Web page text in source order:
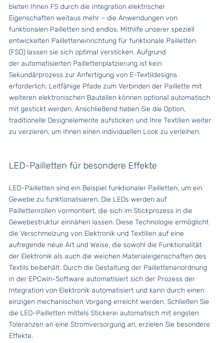
bieten Ihnen FS durch die Integration elektrischer
Eigenschaften weitaus mehr – die Anwendungen von
funktionalen Pailletten sind endlos. Mithilfe unserer speziell
entwickelten Pailletteneinrichtung für funktionale Pailletten
(FSD) lassen sie sich optimal versticken. Aufgrund
der automatisierten Paillettenplatzierung ist kein
Sekundärprozess zur Anfertigung von E-Textildesigns
erforderlich. Leitfähige Pfade zum Verbinden der Paillette mit
weiteren elektronischen Bauteilen können optional automatisch
mit gestickt werden. Anschließend haben Sie die Option,
traditionelle Designelemente aufsticken und Ihre Textilien weiter
zu verzieren, um Ihnen einen individuellen Look zu verleihen.
LED-Pailletten für besondere Effekte
LED-Pailletten sind ein Beispiel funktionaler Pailletten, um ein
Gewebe zu funktionalisieren. Die LEDs werden auf
Paillettenrollen vormontiert, die sich im Stickprozess in die
Gewebestruktur einnähen lassen. Diese Technologie ermöglicht
die Verschmelzung von Elektronik und Textilien auf eine
aufregende neue Art und Weise, die sowohl die Funktionalität
der Elektronik als auch die weichen Materialeigenschaften des
Textils beibehält. Durch die Gestaltung der Paillettenanordnung
in der EPCwin-Software automatisiert sich der Prozess der
Integration von Elektronik automatisiert und kann durch einen
einzigen mechanischen Vorgang erreicht werden. Schließen Sie
die LED-Pailletten mittels Stickerei automatisch mit engsten
Toleranzen an eine Stromversorgung an, erzielen Sie besondere
Effekte.